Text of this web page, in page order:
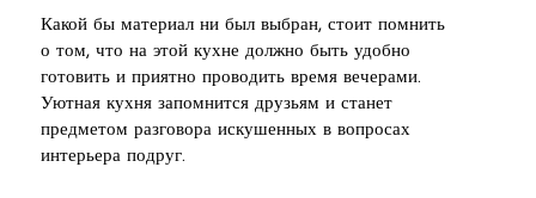
Какой бы материал ни был выбран, стоит помнить
о том, что на этой кухне должно быть удобно
готовить и приятно проводить время вечерами.
Уютная кухня запомнится друзьям и станет
предметом разговора искушенных в вопросах
интерьера подруг.